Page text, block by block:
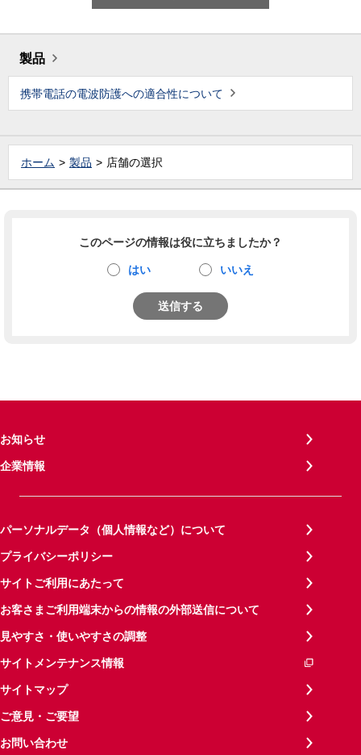
製品
携帯電話の電波防護への適合性について
ホーム 製品 店舗の選択
このページの情報は役に立ちましたか？
はい いいえ
送信する
お知らせ
企業情報
パーソナルデータ（個人情報など）について
プライバシーポリシー
サイトご利用にあたって
お客さまご利用端末からの情報の外部送信について
見やすさ・使いやすさの調整
サイトメンテナンス情報
サイトマップ
ご意見・ご要望
お問い合わせ